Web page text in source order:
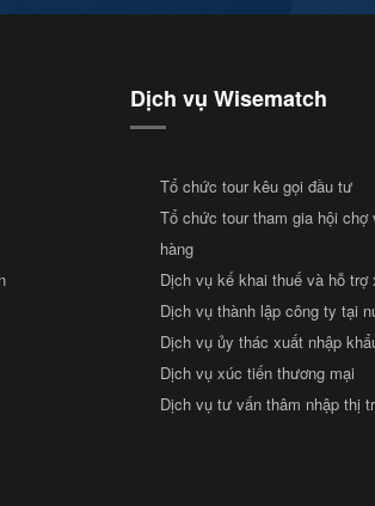
Dịch vụ Wisematch
Tổ chức tour kêu gọi đầu tư
Tổ chức tour tham gia hội chợ
hàng
Dịch vụ kế khai thuế và hỗ trợ
Dịch vụ thành lập công ty tại
Dịch vụ ủy thác xuất nhập
Dịch vụ xúc tiến thương mại
Dịch vụ tư vấn thâm nhập thị